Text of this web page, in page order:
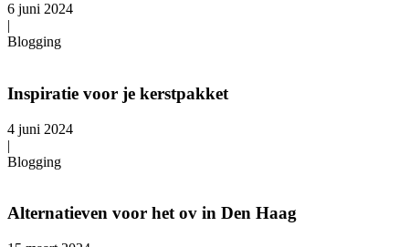
6 juni 2024
|
Blogging
Inspiratie voor je kerstpakket
4 juni 2024
|
Blogging
Alternatieven voor het ov in Den Haag